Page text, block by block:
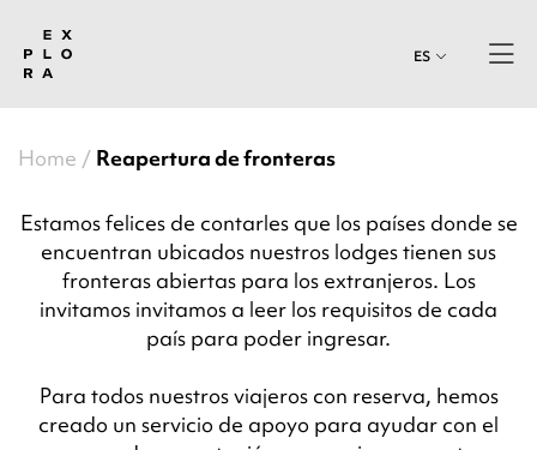
ES
Home Reapertura de fronteras
Estamos felices de contarles que los países donde se
encuentran ubicados nuestros lodges tienen sus
fronteras abiertas para los extranjeros. Los
invitamos invitamos a leer los requisitos de cada
país para poder ingresar.
Para todos nuestros viajeros con reserva, hemos
creado un servicio de apoyo para ayudar con el